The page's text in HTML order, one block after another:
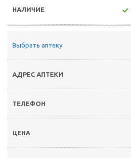
Выбрать аптеку